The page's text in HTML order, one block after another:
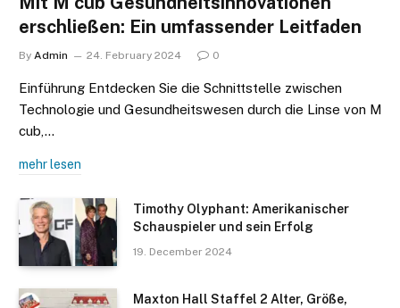
erschließen: Ein umfassender Leitfaden
By Admin 24. February 2024 0
Einführung Entdecken Sie die Schnittstelle zwischen
Technologie und Gesundheitswesen durch die Linse von M
cub,…
mehr lesen
Timothy Olyphant: Amerikanischer
Schauspieler und sein Erfolg
19. December 2024
Maxton Hall Staffel 2 Alter, Größe,